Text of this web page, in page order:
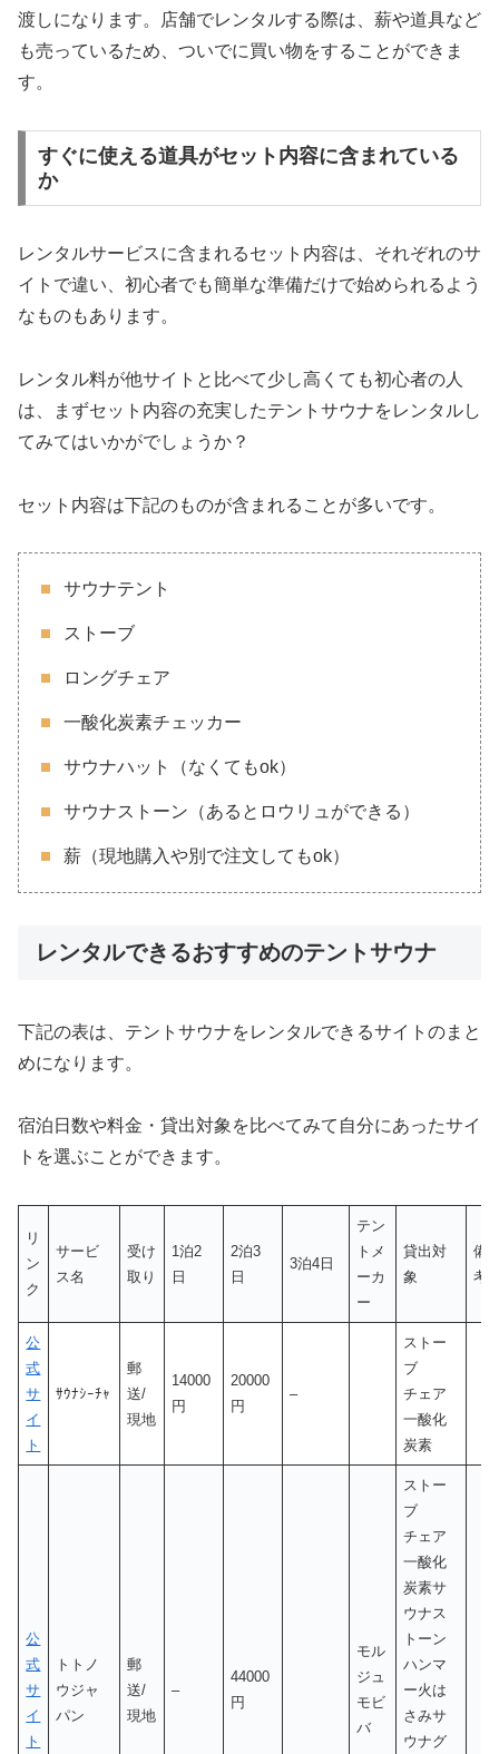
渡しになります。店舗でレンタルする際は、薪や道具など
も売っているため、ついでに買い物をすることができま
す。
すぐに使える道具がセット内容に含まれている
か
レンタルサービスに含まれるセット内容は、それぞれのサ
イトで違い、初心者でも簡単な準備だけで始められるよう
なものもあります。
レンタル料が他サイトと比べて少し高くても初心者の人
は、まずセット内容の充実したテントサウナをレンタルし
てみてはいかがでしょうか？
セット内容は下記のものが含まれることが多いです。
サウナテント
ストーブ
ロングチェア
一酸化炭素チェッカー
サウナハット（なくてもok）
サウナストーン（あるとロウリュができる）
薪（現地購入や別で注文してもok）
レンタルできるおすすめのテントサウナ
下記の表は、テントサウナをレンタルできるサイトのまと
めになります。
宿泊日数や料金・貸出対象を比べてみて自分にあったサイ
トを選ぶことができます。
リ
ン
ク
サービ
ス名
受け
取り
1泊2
日
2泊3
日
3泊4日
テン
トメ
ーカ
ー
貸出対
象
備
考
公
式
サ
イ
ト
ｻｳﾅｼｰﾁｬ
郵
送/
現地
14000
円
20000
円
–
ストー
ブ
チェア
一酸化
炭素
公
式
サ
イ
ト
トトノ
ウジャ
パン
郵
送/
現地
–
44000
円
モル
ジュ
モビ
バ
ストー
ブ
チェア
一酸化
炭素サ
ウナス
トーン
ハンマ
ー火は
さみサ
ウナグ